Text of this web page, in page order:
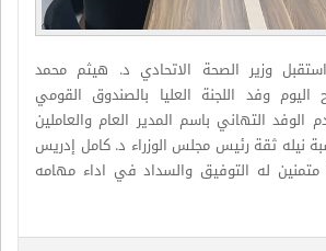
بورتسودان: NMSF استقبل وزير الصحة الاتحادي د. هيثم محمد
اليوم وفد اللجنة العليا بالصندوق القومي
الوفد التهاني باسم المدير العام والعاملين
نيله ثقة رئيس مجلس الوزراء د. كامل إدريس
متمنين له التوفيق والسداد في اداء مهامه